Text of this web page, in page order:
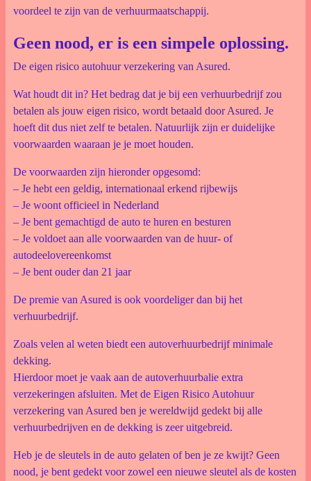
voordeel te zijn van de verhuurmaatschappij.
Geen nood, er is een simpele oplossing.
De eigen risico autohuur verzekering van Asured.
Wat houdt dit in? Het bedrag dat je bij een verhuurbedrijf zou
betalen als jouw eigen risico, wordt betaald door Asured. Je
hoeft dit dus niet zelf te betalen. Natuurlijk zijn er duidelijke
voorwaarden waaraan je je moet houden.
De voorwaarden zijn hieronder opgesomd:
– Je hebt een geldig, internationaal erkend rijbewijs
– Je woont officieel in Nederland
– Je bent gemachtigd de auto te huren en besturen
– Je voldoet aan alle voorwaarden van de huur- of
autodeelovereenkomst
– Je bent ouder dan 21 jaar
De premie van Asured is ook voordeliger dan bij het
verhuurbedrijf.
Zoals velen al weten biedt een autoverhuurbedrijf minimale
dekking.
Hierdoor moet je vaak aan de autoverhuurbalie extra
verzekeringen afsluiten. Met de Eigen Risico Autohuur
verzekering van Asured ben je wereldwijd gedekt bij alle
verhuurbedrijven en de dekking is zeer uitgebreid.
Heb je de sleutels in de auto gelaten of ben je ze kwijt? Geen
nood, je bent gedekt voor zowel een nieuwe sleutel als de kosten